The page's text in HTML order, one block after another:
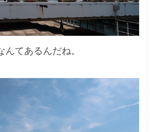
んてあるんだね。